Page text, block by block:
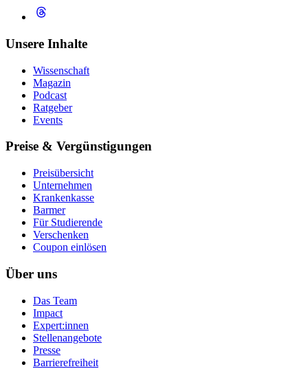
Unsere Inhalte
Wissenschaft
Magazin
Podcast
Ratgeber
Events
Preise & Vergünstigungen
Preisübersicht
Unternehmen
Krankenkasse
Barmer
Für Studierende
Ver­schen­ken
Coupon einlösen
Über uns
Das Team
Impact
Expert:innen
Stellenangebote
Presse
Barrierefreiheit